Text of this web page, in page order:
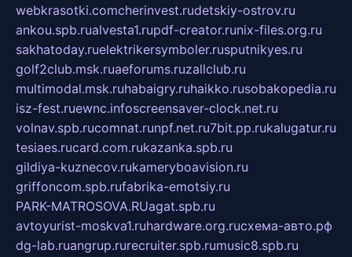
webkrasotki.comcherinvest.rudetskiy-ostrov.ru
ankou.spb.rualvesta1.rupdf-creator.runix-files.org.ru
sakhatoday.ruelektrikersymboler.rusputnikyes.ru
golf2club.msk.ruaeforums.ruzallclub.ru
multimodal.msk.ruhabaigry.ruhaikko.rusobakopedia.ru
isz-fest.ruewnc.infoscreensaver-clock.net.ru
volnav.spb.rucomnat.runpf.net.ru7bit.pp.rukalugatur.ru
tesiaes.rucard.com.rukazanka.spb.ru
gildiya-kuznecov.rukameryboavision.ru
griffoncom.spb.rufabrika-emotsiy.ru
PARK-MATROSOVA.RUagat.spb.ru
avtoyurist-moskva1.ruhardware.org.ruсхема-авто.рф
dg-lab.ruangrup.rurecruiter.spb.rumusic8.spb.ru